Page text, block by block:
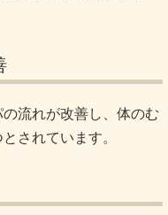
流れが改善し、体のむ
されています。